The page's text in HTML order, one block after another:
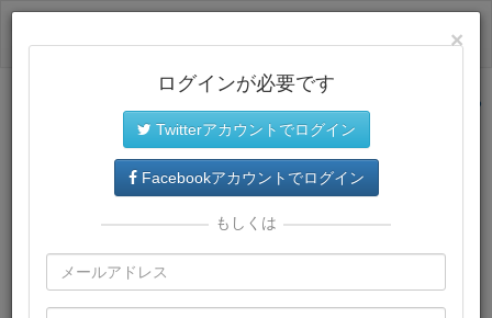
サイトトップに戻る
×
ログインが必要です
Twitterアカウントでログイン
Facebookアカウントでログイン
もしくは